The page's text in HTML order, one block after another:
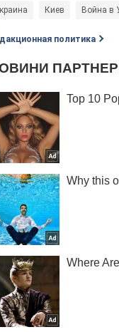
Киев Война в
политика